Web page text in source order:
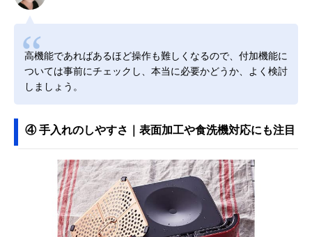
高機能であればあるほど操作も難しくなるので、付加機能に
ついては事前にチェックし、本当に必要かどうか、よく検討
しましょう。
④ 手入れのしやすさ｜表面加工や食洗機対応にも注目